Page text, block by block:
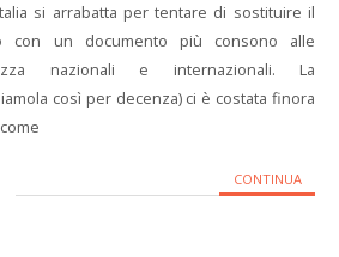
si arrabatta per tentare di sostituire il
con un documento più consono alle
nazionali e internazionali. La
così per decenza) ci è costata finora
CONTINUA